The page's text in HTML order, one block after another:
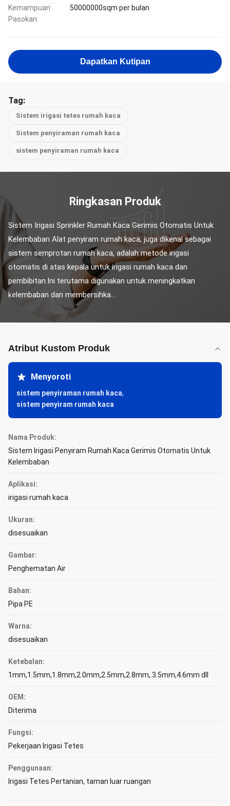
Kemampuan
Pasokan:
50000000sqm per bulan
Dapatkan Kutipan
Tag:
Sistem irigasi tetes rumah kaca
Sistem penyiraman rumah kaca
sistem penyiraman rumah kaca
Ringkasan Produk
Sistem Irigasi Sprinkler Rumah Kaca Gerimis Otomatis Untuk
Kelembaban Alat penyiram rumah kaca, juga dikenal sebagai
sistem semprotan rumah kaca, adalah metode irigasi
otomatis di atas kepala untuk irigasi rumah kaca dan
pembibitan.Ini terutama digunakan untuk meningkatkan
kelembaban dan membersihka...
Atribut Kustom Produk
Menyoroti
sistem penyiraman rumah kaca,
sistem penyiram rumah kaca
Nama Produk:
Sistem Irigasi Penyiram Rumah Kaca Gerimis Otomatis Untuk
Kelembaban
Aplikasi:
irigasi rumah kaca
Ukuran:
disesuaikan
Gambar:
Penghematan Air
Bahan:
Pipa PE
Warna:
disesuaikan
Ketebalan:
1mm,1.5mm,1.8mm,2.0mm,2.5mm,2.8mm,.3.5mm,4.6mm dll
OEM:
Diterima
Fungsi:
Pekerjaan Irigasi Tetes
Penggunaan:
Irigasi Tetes Pertanian, taman luar ruangan